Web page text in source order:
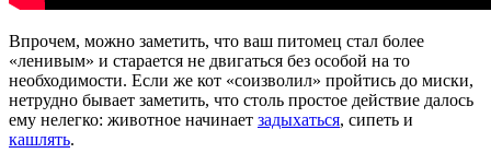
Впрочем, можно заметить, что ваш питомец стал более
«ленивым» и старается не двигаться без особой на то
необходимости. Если же кот «соизволил» пройтись до миски,
нетрудно бывает заметить, что столь простое действие далось
ему нелегко: животное начинает задыхаться, сипеть и
кашлять.